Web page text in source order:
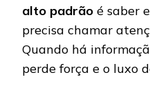
alto padrão é saber
precisa chamar
Quando há
perde força e o luxo